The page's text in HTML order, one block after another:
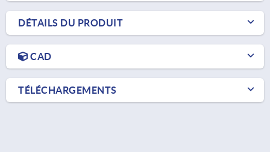
DÉTAILS DU PRODUIT
CAD
TÉLÉCHARGEMENTS